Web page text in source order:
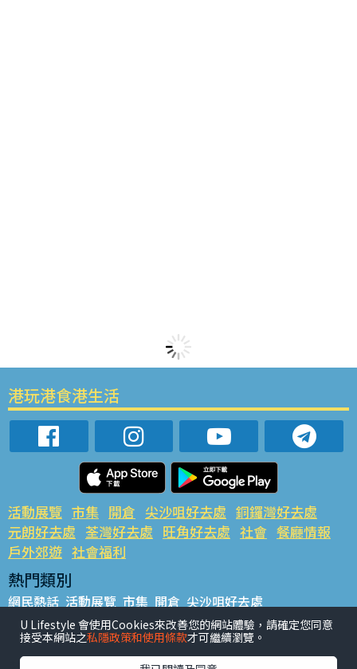
港玩港食港生活
活動展覽 市集 開倉 尖沙咀好去處 銅鑼灣好去處
元朗好去處 荃灣好去處 旺角好去處 社會 餐廳情報
戶外郊遊 社會福利
熱門類別
網民熱話 活動展覽 市集 開倉 尖沙咀好去處
銅鑼灣好去處 元朗好去處 荃灣好去處 旺角好去處 社會
餐廳情報 戶外郊遊
U Lifestyle 會使用Cookies來改善您的網站體驗，請確定您同意
接受本網站之私隱政策和使用條款才可繼續瀏覽。